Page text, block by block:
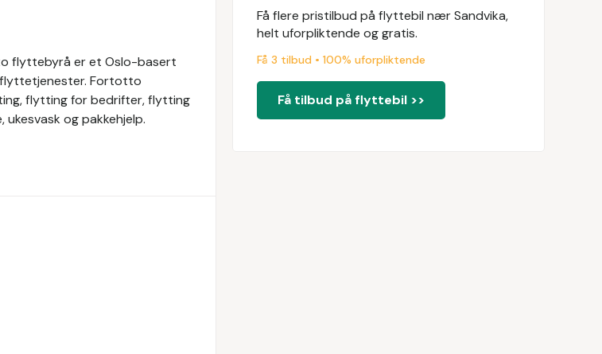
flyttebyrå er et Oslo-basert
Fortotto
flytting for bedrifter, flytting
og pakkehjelp.
Få flere pristilbud på flyttebil nær Sandvika,
helt uforpliktende og gratis.
Få 3 tilbud • 100% uforpliktende
Få tilbud på flyttebil >>